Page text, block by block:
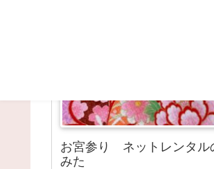
お宮参り ネットレンタル
みた